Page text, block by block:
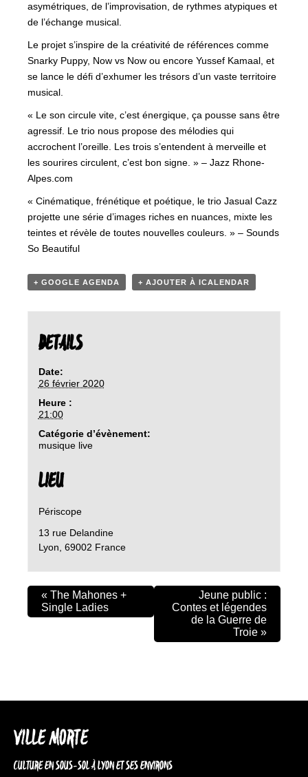
asymétriques, de l’improvisation, de rythmes atypiques et
de l’échange musical.
Le projet s’inspire de la créativité de références comme
Snarky Puppy, Now vs Now ou encore Yussef Kamaal, et
se lance le défi d’exhumer les trésors d’un vaste territoire
musical.
« Le son circule vite, c’est énergique, ça pousse sans être
agressif. Le trio nous propose des mélodies qui
accrochent l’oreille. Les trois s’entendent à merveille et
les sourires circulent, c’est bon signe. » – Jazz Rhone-
Alpes.com
« Cinématique, frénétique et poétique, le trio Jasual Cazz
projette une série d’images riches en nuances, mixte les
teintes et révèle de toutes nouvelles couleurs. » – Sounds
So Beautiful
+ GOOGLE AGENDA + AJOUTER À ICALENDAR
DETAILS
Date:
26 février 2020
Heure :
21:00
Catégorie d’évènement:
musique live
LIEU
Périscope
13 rue Delandine
Lyon 69002 France
« The Mahones +
Single Ladies
Jeune public :
Contes et légendes
de la Guerre de
Troie »
VILLE MORTE
CULTURE EN SOUS-SOL À LYON ET SES ENVIRONS